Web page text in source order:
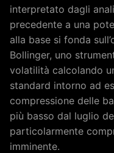
interpretato dagli
precedente a una
alla base si fonda
Bollinger, uno
volatilità calcolando
standard intorno ad
compressione delle
più basso dal luglio
particolarmente
imminente.